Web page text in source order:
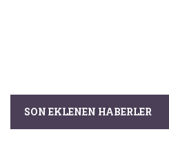
SON EKLENEN HABERLER